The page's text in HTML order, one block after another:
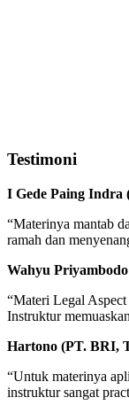
Testimoni
I Gede Paing
“Materinya mantab
ramah dan
Wahyu
“Materi Legal
Instruktur
Hartono (PT. BRI,
“Untuk materinya
instruktur sangat